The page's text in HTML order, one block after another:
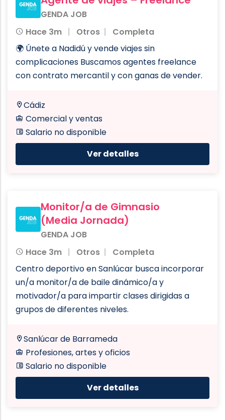
GENDA JOB
Hace 3m
Otros
Completa
🌍 Únete a Nadidú y vende viajes sin
complicaciones Buscamos agentes freelance
con contrato mercantil y con ganas de vender.
Cádiz
Comercial y ventas
Salario no disponible
Ver detalles
Monitor/a de Gimnasio
(Media Jornada)
GENDA JOB
Hace 3m
Otros
Completa
Centro deportivo en Sanlúcar busca incorporar
un/a monitor/a de baile dinámico/a y
motivador/a para impartir clases dirigidas a
grupos de diferentes niveles.
Sanlúcar de Barrameda
Profesiones, artes y oficios
Salario no disponible
Ver detalles